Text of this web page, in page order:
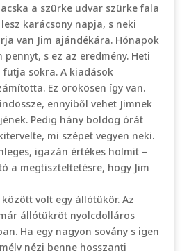
a szürke udvar szürke fala
karácsony napja, s neki
van Jim ajándékára. Hónapok
s ez az eredmény. Heti
sokra. A kiadások
Ez örökösen így van.
ennyiből vehet Jimnek
Pedig hány boldog órát
mi szépet vegyen neki.
igazán értékes holmit –
a megtiszteltetésre, hogy Jim
volt egy állótükör. Az
állótükröt nyolcdolláros
Ha egy nagyon sovány s igen
nézi benne hosszanti